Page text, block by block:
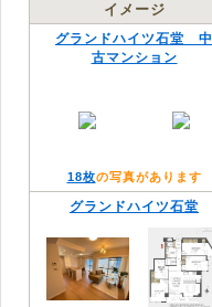
イメージ
グランドハイツ石堂 中
古マンション
18枚の写真があります
グランドハイツ石堂